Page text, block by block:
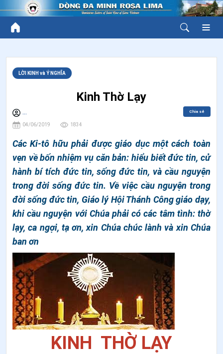
LỜI KINH và Ý NGHĨA
Kinh Thờ Lạy
...
04/06/2019 1834
Chia sẻ
Các Ki-tô hữu phải được giáo dục một cách toàn
vẹn về bốn nhiệm vụ căn bản: hiểu biết đức tin, cử
hành bí tích đức tin, sống đức tin, và cầu nguyện
trong đời sống đức tin. Về việc cầu nguyện trong
đời sống đức tin, Giáo lý Hội Thánh Công giáo dạy,
khi cầu nguyện với Chúa phải có các tâm tình: thờ
lạy, ca ngợi, tạ ơn, xin Chúa chúc lành và xin Chúa
ban ơn
KINH THỜ LẠY